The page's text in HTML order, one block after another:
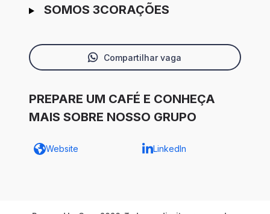
SOMOS 3CORAÇÕES
Compartilhar vaga
PREPARE UM CAFÉ E CONHEÇA
MAIS SOBRE NOSSO GRUPO
Website LinkedIn